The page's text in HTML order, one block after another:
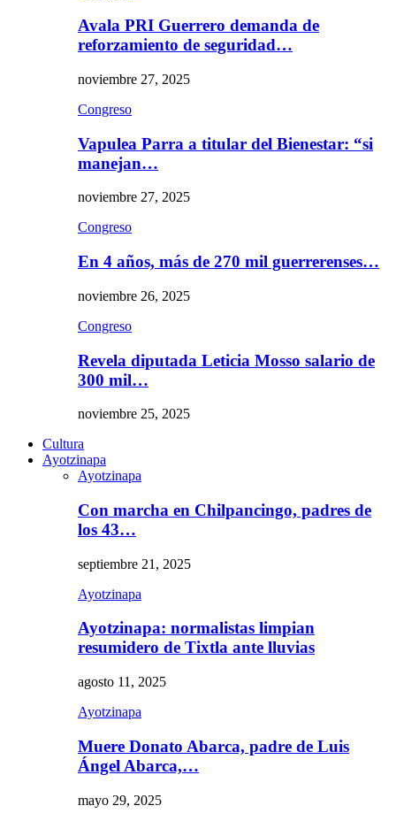
Avala PRI Guerrero demanda de
reforzamiento de seguridad…
noviembre 27, 2025
Congreso
Vapulea Parra a titular del Bienestar: “si
manejan…
noviembre 27, 2025
Congreso
En 4 años, más de 270 mil guerrerenses…
noviembre 26, 2025
Congreso
Revela diputada Leticia Mosso salario de
300 mil…
noviembre 25, 2025
Cultura
Ayotzinapa
Ayotzinapa
Con marcha en Chilpancingo, padres de
los 43…
septiembre 21, 2025
Ayotzinapa
Ayotzinapa: normalistas limpian
resumidero de Tixtla ante lluvias
agosto 11, 2025
Ayotzinapa
Muere Donato Abarca, padre de Luis
Ángel Abarca,…
mayo 29, 2025